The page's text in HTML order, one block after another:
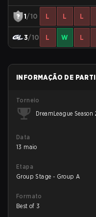
1/10 L L L
3/10 L W L
INFORMAÇÃO DE
Torneio
DreamLeague
Data
13 maio
Etapa
Group Stage - Group A
Formato
Best of 3